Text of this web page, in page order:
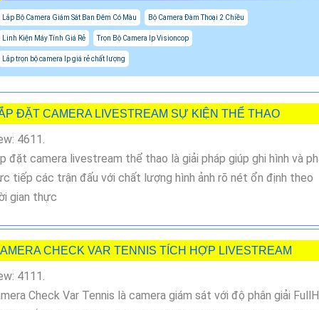
Lắp Bộ Camera Giám Sát Ban Đêm Có Màu Bộ Camera Đàm Thoại 2 Chiều
Linh Kiện Máy Tính Giá Rẻ Trọn Bộ Camera Ip Visioncop
Lắp trọn bộ camera Ip giá rẻ chất lượng
ĐẶT CAMERA LIVESTREAM SỰ KIỆN THỂ THAO
4611.
đặt camera livestream thể thao là giải pháp giúp ghi hình và
tiếp các trận đấu với chất lượng hình ảnh rõ nét ổn định theo
gian thực
CHECK VAR TENNIS TÍCH HỢP LIVESTREAM
4111.
Check Var Tennis là camera giám sát với độ phân giải